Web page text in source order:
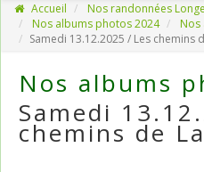
Accueil Nos randonnées
Nos albums photos 2024
Nos
Samedi 13.12.2025 / Les chemins
Nos albums
Samedi
chemins de